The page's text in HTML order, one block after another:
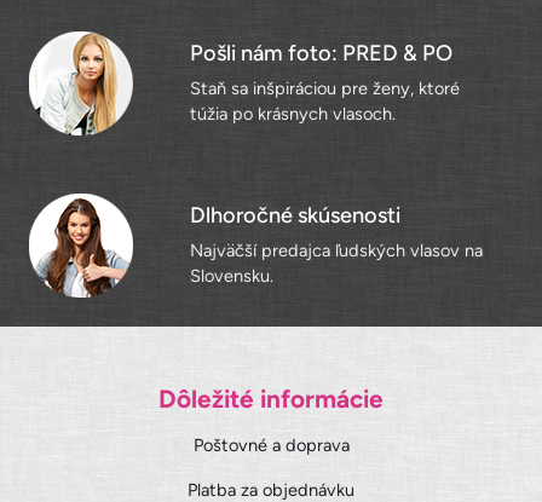
Pošli nám foto: PRED & PO
Staň sa inšpiráciou pre ženy, ktoré
túžia po krásnych vlasoch.
Dlhoročné skúsenosti
Najväčší predajca ľudských vlasov na
Slovensku.
Dôležité informácie
Poštovné a doprava
Platba za objednávku